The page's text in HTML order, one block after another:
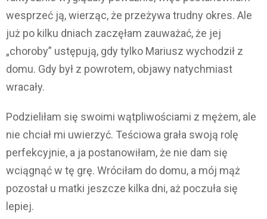
wesprzeć ją, wierząc, że przeżywa trudny okres. Ale
już po kilku dniach zaczęłam zauważać, że jej
„choroby” ustępują, gdy tylko Mariusz wychodził z
domu. Gdy był z powrotem, objawy natychmiast
wracały.
Podzieliłam się swoimi wątpliwościami z mężem, ale
nie chciał mi uwierzyć. Teściowa grała swoją rolę
perfekcyjnie, a ja postanowiłam, że nie dam się
wciągnąć w tę grę. Wróciłam do domu, a mój mąż
pozostał u matki jeszcze kilka dni, aż poczuła się
lepiej.